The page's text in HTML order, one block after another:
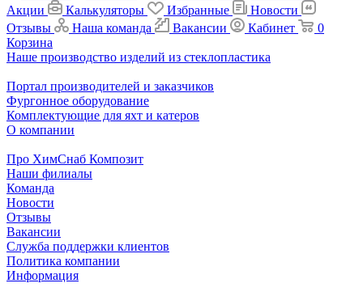
Акции
Калькуляторы Избранные
Новости
Отзывы
Наша команда Вакансии Кабинет
0
Корзина
Наше производство изделий из стеклопластика
Портал производителей и заказчиков
Фургонное оборудование
Комплектующие для яхт и катеров
О компании
Про ХимСнаб Композит
Наши филиалы
Команда
Новости
Отзывы
Вакансии
Служба поддержки клиентов
Политика компании
Информация